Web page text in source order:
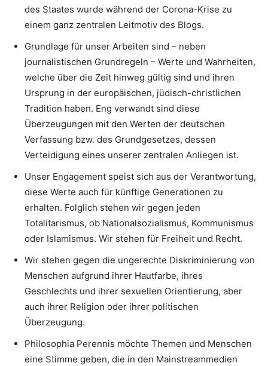
des Staates wurde während der Corona-Krise zu
einem ganz zentralen Leitmotiv des Blogs.
Grundlage für unser Arbeiten sind – neben
journalistischen Grundregeln – Werte und Wahrheiten,
welche über die Zeit hinweg gültig sind und ihren
Ursprung in der europäischen, jüdisch-christlichen
Tradition haben. Eng verwandt sind diese
Überzeugungen mit den Werten der deutschen
Verfassung bzw. des Grundgesetzes, dessen
Verteidigung eines unserer zentralen Anliegen ist.
Unser Engagement speist sich aus der Verantwortung,
diese Werte auch für künftige Generationen zu
erhalten. Folglich stehen wir gegen jeden
Totalitarismus, ob Nationalsozialismus, Kommunismus
oder Islamismus. Wir stehen für Freiheit und Recht.
Wir stehen gegen die ungerechte Diskriminierung von
Menschen aufgrund ihrer Hautfarbe, ihres
Geschlechts und ihrer sexuellen Orientierung, aber
auch ihrer Religion oder ihrer politischen
Überzeugung.
Philosophia Perennis möchte Themen und Menschen
eine Stimme geben, die in den Mainstreammedien